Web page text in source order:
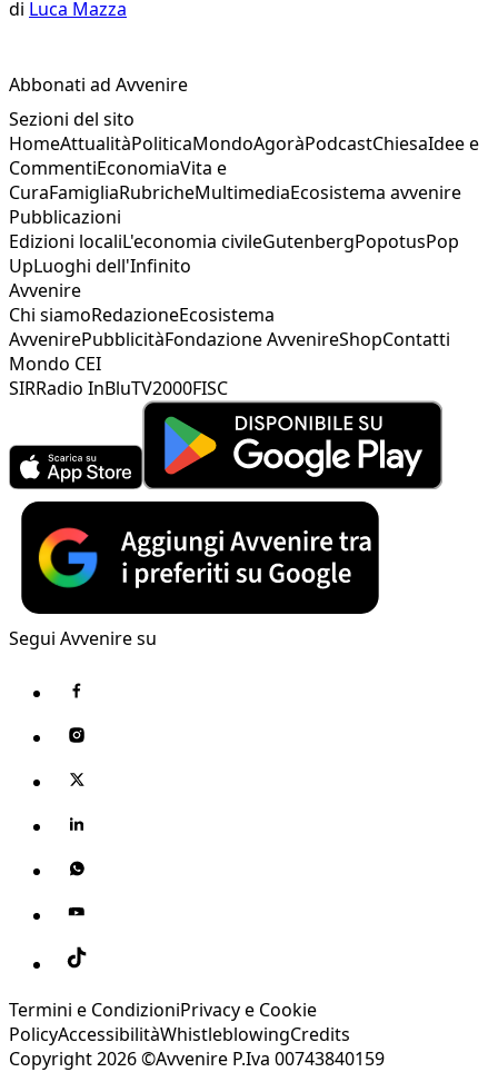
di Luca Mazza
Abbonati ad Avvenire
Sezioni del sito
HomeAttualitàPoliticaMondoAgoràPodcastChiesaIdee e
CommentiEconomiaVita e
CuraFamigliaRubricheMultimediaEcosistema avvenire
Pubblicazioni
Edizioni localiL'economia civileGutenbergPopotusPop
UpLuoghi dell'Infinito
Avvenire
Chi siamoRedazioneEcosistema
AvvenirePubblicitàFondazione AvvenireShopContatti
Mondo CEI
SIRRadio InBluTV2000FISC
Segui Avvenire su
Termini e CondizioniPrivacy e Cookie
PolicyAccessibilitàWhistleblowingCredits
Copyright 2026 ©Avvenire P.Iva 00743840159